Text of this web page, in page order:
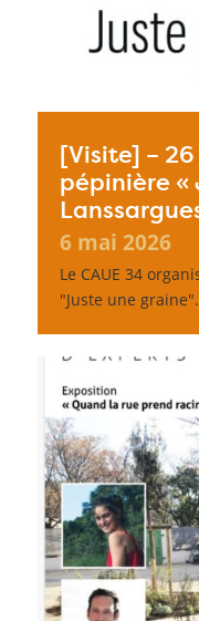
[Visite] –
pépinière «
6 mai 2026
Le CAUE 34
"Juste une